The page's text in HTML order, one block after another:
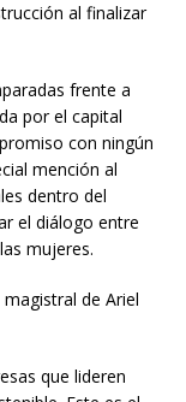
al finalizar
frente a
por el capital
con ningún
mención al
dentro del
el diálogo entre
mujeres.
de Ariel
que lideren